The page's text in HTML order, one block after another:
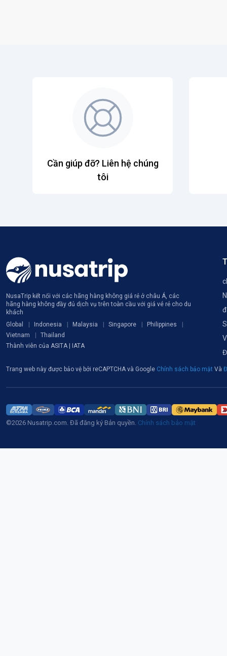
Cần giúp đỡ? Liên hệ chúng
tôi
NusaTrip kết nối với các hãng hàng không giá rẻ ở châu Á, các
hãng hàng không đầy đủ dịch vụ trên toàn cầu với giá vé rẻ cho du
khách
Global
Indonesia Malaysia Singapore
Philippines
Vietnam
Thailand
Thành viên của ASITA | IATA
Trang web này được bảo vệ bởi reCAPTCHA và Google Chính sách bảo mật Và
©2026 Nusatrip.com. Đã đăng ký Bản quyền. Chính sách bảo mật